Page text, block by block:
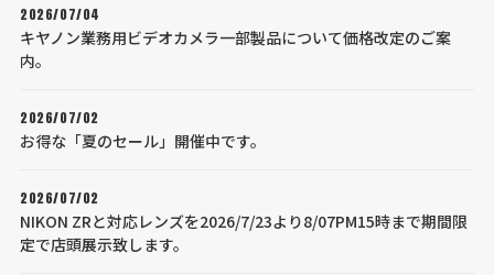
2026/07/04
キヤノン業務用ビデオカメラ一部製品について価格改定のご案
内。
2026/07/02
お得な「夏のセール」開催中です。
2026/07/02
NIKON ZRと対応レンズを2026/7/23より8/07PM15時まで期間限
定で店頭展示致します。